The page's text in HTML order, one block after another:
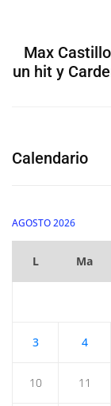
Max
un hit y
Calendario
AGOSTO 2026
L Ma
3 4
10 11